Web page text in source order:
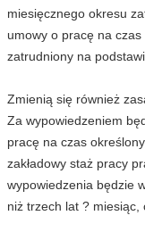
miesięcznego okresu
umowy o pracę na
zatrudniony na
Zmienią się również
Za wypowiedzeniem
pracę na czas
zakładowy staż pracy
wypowiedzenia będzie
niż trzech lat ? miesiąc,